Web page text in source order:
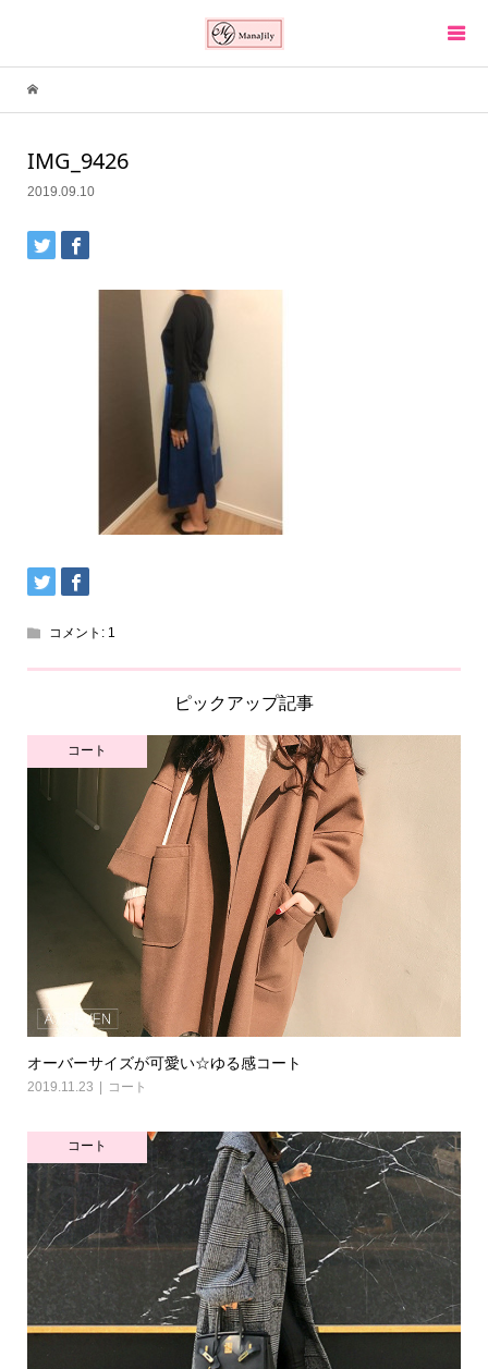
IMG_9426
2019.09.10
コメント: 1
ピックアップ記事
コート
オーバーサイズが可愛い☆ゆる感コート
2019.11.23 コート
コート